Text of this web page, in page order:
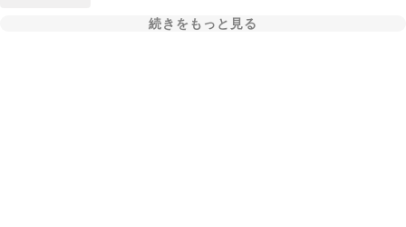
続きをもっと見る